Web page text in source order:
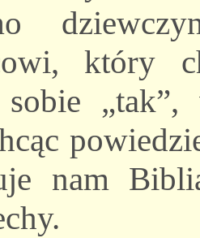
sobie
nam